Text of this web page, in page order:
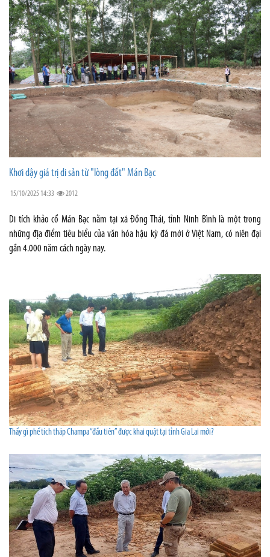
Khơi dậy giá trị di sản từ "lòng đất" Mán Bạc
15/10/2025 14:33 2012
Di tích khảo cổ Mán Bạc nằm tại xã Đồng Thái, tỉnh Ninh Bình là một trong
những địa điểm tiêu biểu của văn hóa hậu kỳ đá mới ở Việt Nam, có niên đại
gần 4.000 năm cách ngày nay.
Thấy gì phế tích tháp Champa “đầu tiên” được khai quật tại tỉnh Gia Lai mới?